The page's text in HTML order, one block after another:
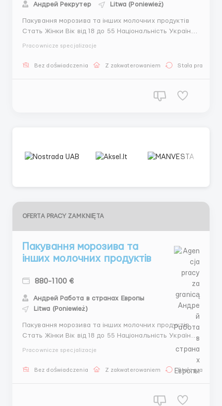
Андрей Рекрутер Litwa (Poniewież)
Пакування морозива та інших молочних продуктів
Стать Жінки Вік від 18 до 55 Національність Україна
880 євро нетто на місяць, з оплатою за нічні та
Pracownicze specjalizacje
Bez doświadczenia Z zakwaterowaniem Stała praca
OFERTA PRACY ZAMKNIĘTA
Пакування морозива та
інших молочних продуктів
880-1100 €
Андрей Работа в странах Европы
Litwa (Poniewież)
Пакування морозива та інших молочних продуктів
Стать Жінки Вік від 18 до 55 Національність Україна
880 євро нетто на місяць, з оплатою за нічні та
Pracownicze specjalizacje
Bez doświadczenia Z zakwaterowaniem Stała praca